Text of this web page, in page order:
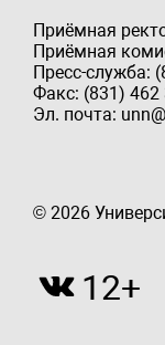
Приёмная
Приёмная
Пресс-служба:
Факс: (831) 462
Эл. почта:
© 2026
12+